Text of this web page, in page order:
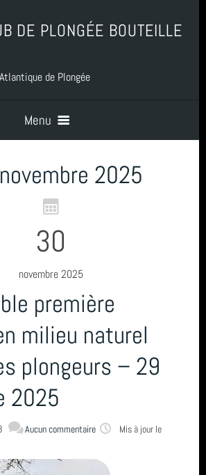
DE PLONGÉE BOUTEILLE
de Plongée
Menu
Accueil
Contact
L'encadrement
Nous situer
Calendrier
2025
30
novembre 2025
première
milieu naturel
plongeurs – 29
2025
Aucun commentaire
Mis à jour le